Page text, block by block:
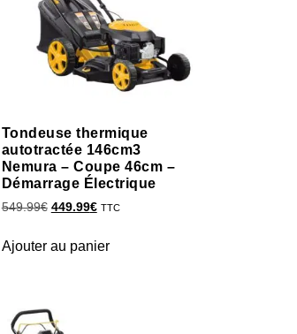
Tondeuse thermique
autotractée 146cm3
Nemura – Coupe 46cm –
Démarrage Électrique
549.99€ 449.99€ TTC
Ajouter au panier